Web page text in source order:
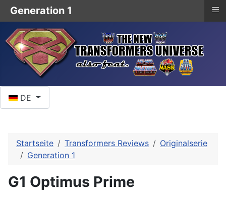
DE
Startseite Transformers Reviews
Originalserie
Generation 1
G1 Optimus Prime
Generation 1 ≡